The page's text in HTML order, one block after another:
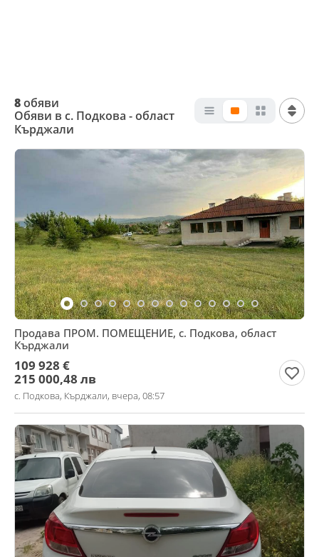
8обяви
Обяви в с. Подкова - област
Кърджали
Продава ПРОМ. ПОМЕЩЕНИЕ, с. Подкова, област
Кърджали
109 928 €
215 000,48 лв
с. Подкова, Кърджали, вчера, 08:57